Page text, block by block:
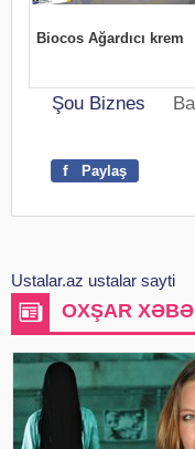
Şou Biznes
f Paylaş
Ustalar.az ustalar sayti
OXŞAR